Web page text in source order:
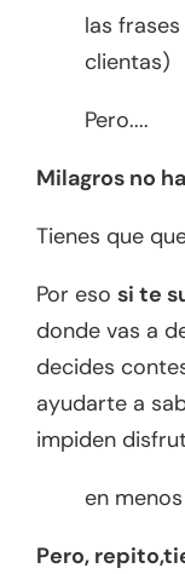
las
clientas)
Pero....
Milagros no
Tienes que
Por esosi te
donde vas a
decides
ayudarte a
impiden
en
Pero,